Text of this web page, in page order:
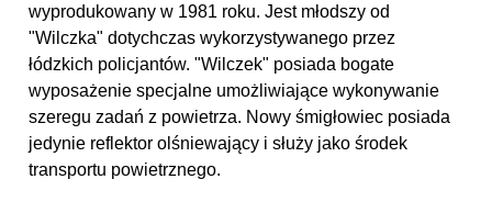
wyprodukowany w 1981 roku. Jest młodszy od
"Wilczka" dotychczas wykorzystywanego przez
łódzkich policjantów. "Wilczek" posiada bogate
wyposażenie specjalne umożliwiające wykonywanie
szeregu zadań z powietrza. Nowy śmigłowiec posiada
jedynie reflektor olśniewający i służy jako środek
transportu powietrznego.